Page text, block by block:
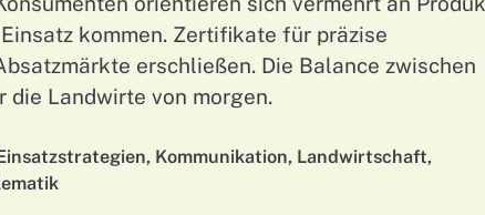
kommen. Zertifikate für präzise
erschließen. Die Balance zwischen
Landwirte von morgen.
, Kommunikation, Landwirtschaft,